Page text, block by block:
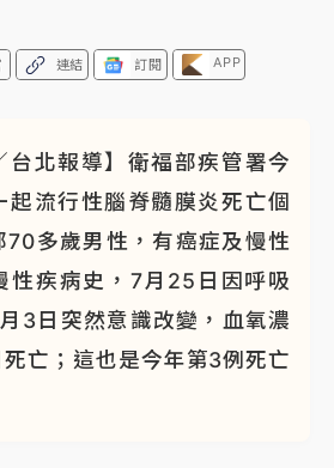
連結 訂閱 APP
台北報導】衛福部疾管署今
起流行性腦脊髓膜炎死亡個
70多歲男性，有癌症及慢性
性疾病史，7月25日因呼吸
3日突然意識改變，血氧濃
亡；這也是今年第3例死亡